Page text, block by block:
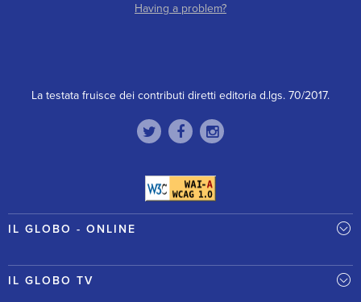
Having a problem?
La testata fruisce dei contributi diretti editoria d.lgs. 70/2017.
IL GLOBO - ONLINE
IL GLOBO TV